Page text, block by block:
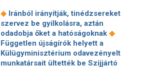
◆ Iránból irányítják, tinédzsereket
szervez be gyilkolásra, aztán
odadobja őket a hatóságoknak ◆
Független újságírók helyett a
Külügyminisztérium odavezényelt
munkatársait ültették be Szijjártó